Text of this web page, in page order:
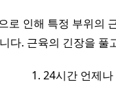
로 인해 특정 부위의
다. 근육의 긴장을
1. 24시간 언제